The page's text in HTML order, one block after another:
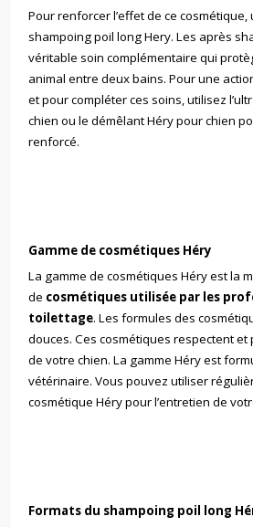
Pour renforcer l’effet de ce cosmétique,
shampoing poil long Hery. Les après
véritable soin complémentaire qui
animal entre deux bains. Pour une
et pour compléter ces soins, utilisez l’
chien ou le démêlant Héry pour chien
renforcé.
Gamme de cosmétiques Héry
La gamme de cosmétiques Héry est la
de cosmétiques utilisée par les
toilettage. Les formules des
douces. Ces cosmétiques respectent
de votre chien. La gamme Héry est
vétérinaire. Vous pouvez utiliser
cosmétique Héry pour l’entretien de
Formats du shampoing poil long